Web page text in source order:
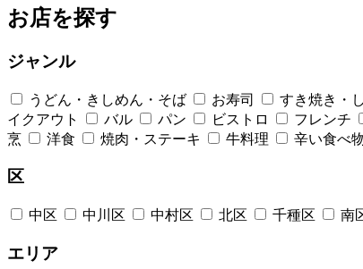
お店を探す
ジャンル
うどん・きしめん・そば お寿司 すき焼き・
イクアウト
バル パン ビストロ フレンチ
烹
洋食 焼肉・ステーキ 牛料理 辛い食べ
区
中区 中川区 中村区 北区 千種区 南
エリア